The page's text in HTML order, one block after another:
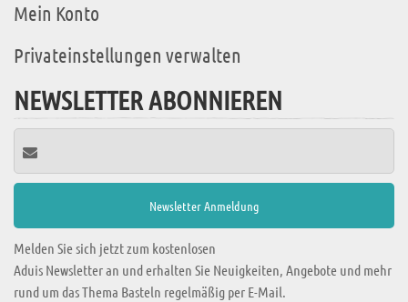
Mein Konto
Privateinstellungen verwalten
NEWSLETTER ABONNIEREN
Melden Sie sich jetzt zum kostenlosen
Aduis Newsletter an und erhalten Sie Neuigkeiten, Angebote und mehr
rund um das Thema Basteln regelmäßig per E-Mail.